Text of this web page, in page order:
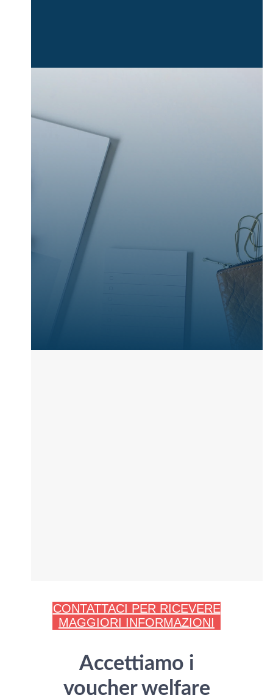
Piattaforma di e-learning
Tutorship personalizzato
Attestato
Sconto del 15% dal prezzo a catalogo
CONTATTACI PER RICEVERE
MAGGIORI INFORMAZIONI
Accettiamo i
voucher welfare